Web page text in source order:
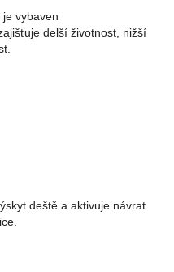
je vybaven
delší životnost, nižší
deště a aktivuje návrat